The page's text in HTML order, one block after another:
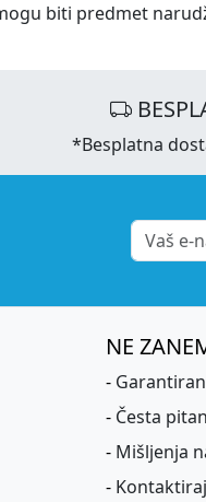
biti predmet
*Besplatna
NE
-
- Česta
- Mišljenja
-